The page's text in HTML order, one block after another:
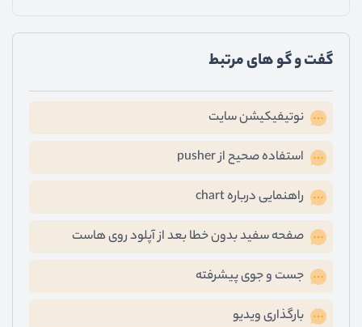
گفت و گو های مرتبط
نوتیفیکیشن سایت
استفاده صحیح از pusher
راهنمایی درباره chart
صفحه سفید بدون خطا بعد از آپلود روی هاست
جست و جوی پیشرفته
بارگذاری ویدیو